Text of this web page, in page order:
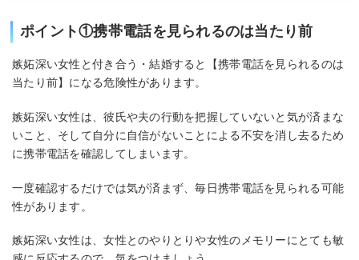
ポイント①携帯電話を見られるのは当たり前
嫉妬深い女性と付き合う・結婚すると【携帯電話を見られるのは
当たり前】になる危険性があります。
嫉妬深い女性は、彼氏や夫の行動を把握していないと気が済まな
いこと、そして自分に自信がないことによる不安を消し去るため
に携帯電話を確認してしまいます。
一度確認するだけでは気が済まず、毎日携帯電話を見られる可能
性があります。
嫉妬深い女性は、女性とのやりとりや女性のメモリーにとても敏